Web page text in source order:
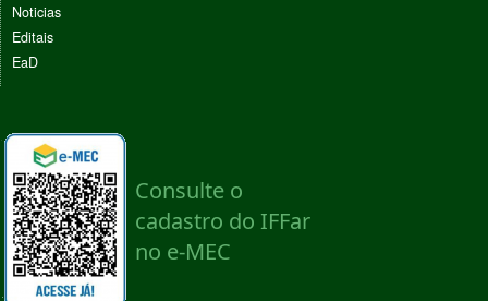
Noticias
Editais
EaD